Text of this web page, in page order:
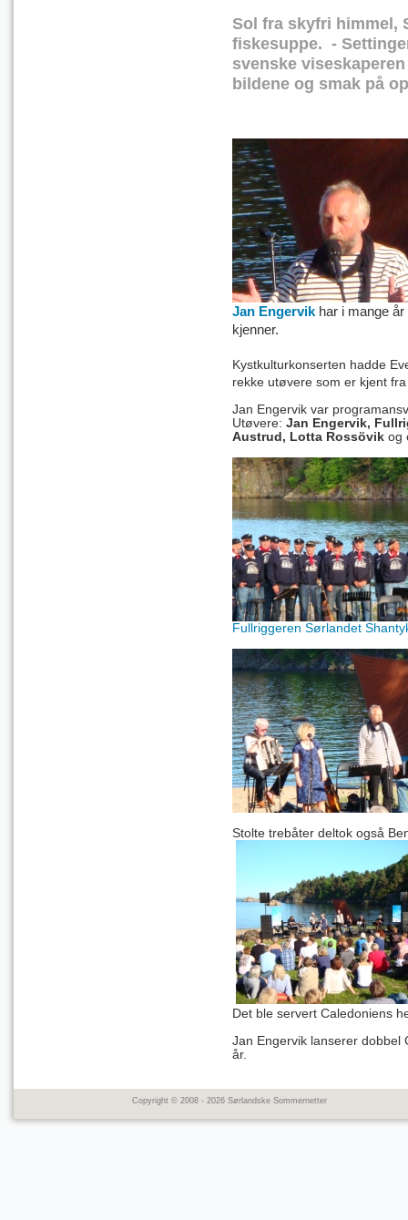
Sol fra skyfri himmel,
fiskesuppe. -
svenske
bildene og smak på
Jan Engervik har i mange
kjenner.
Kystkulturkonserten hadde
rekke utøvere som er kjent
Jan Engervik var
Utøvere: Jan Engervik,
Austrud, Lotta Rossövik og
Fullriggeren Sørlandet
Stolte trebåter deltok også
Det ble servert Caledoniens
Jan Engervik lanserer dobbel
år.
Copyright © 2008 - 2026 Sørlandske Sommernetter